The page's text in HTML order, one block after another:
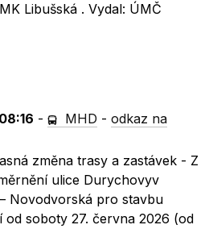
Libušská . Vydal: ÚMČ
- MHD -odkaz na
změna trasy a zastávek - Z
ulice Durychovyv
Novodvorská pro stavbu
od soboty 27. června 2026 (od